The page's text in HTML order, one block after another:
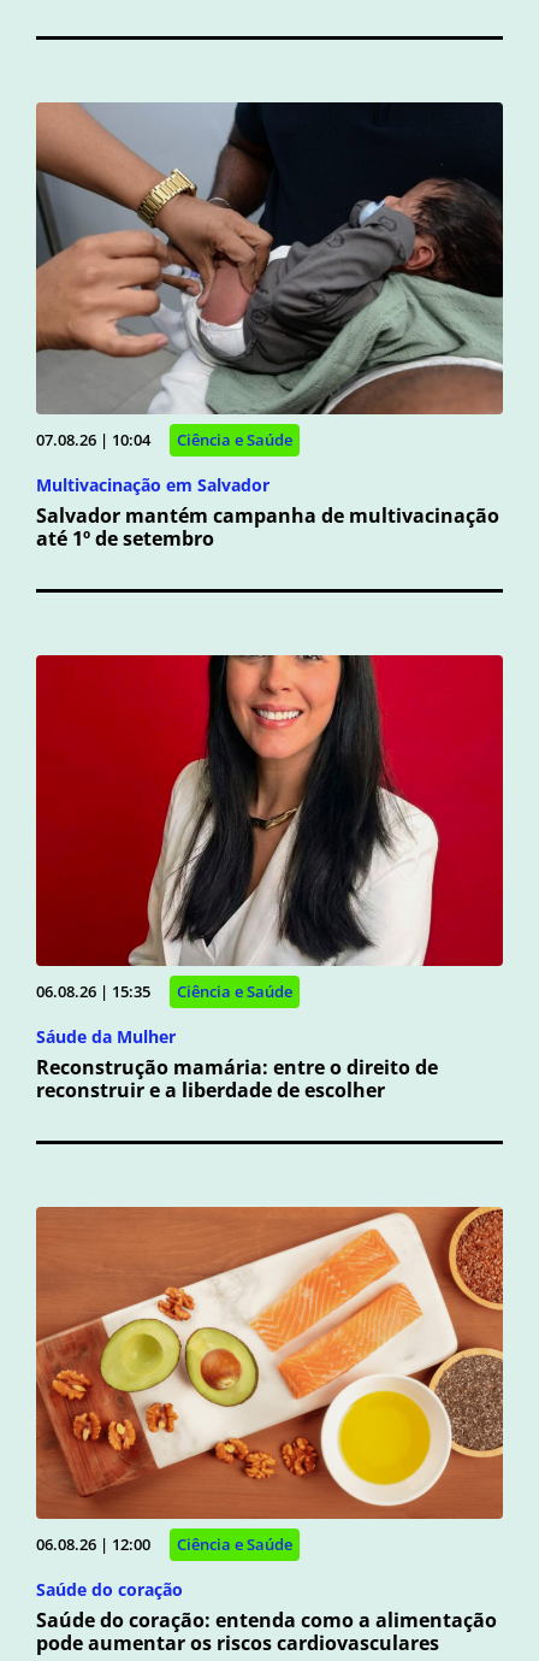
07.08.26 | 10:04 Ciência e Saúde
Multivacinação em Salvador
Salvador mantém campanha de multivacinação
até 1º de setembro
06.08.26 | 15:35 Ciência e Saúde
Sáude da Mulher
Reconstrução mamária: entre o direito de
reconstruir e a liberdade de escolher
06.08.26 | 12:00 Ciência e Saúde
Saúde do coração
Saúde do coração: entenda como a alimentação
pode aumentar os riscos cardiovasculares